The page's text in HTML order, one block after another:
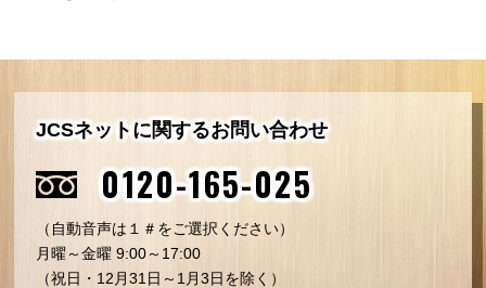
JCSネットに関するお問い合わせ
0120-165-025
（自動音声は１＃をご選択ください）
月曜～金曜 9:00～17:00
（祝日・12月31日～1月3日を除く）